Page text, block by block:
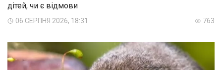
дітей, чи є відмови
06 СЕРПНЯ 2026, 18:31 763